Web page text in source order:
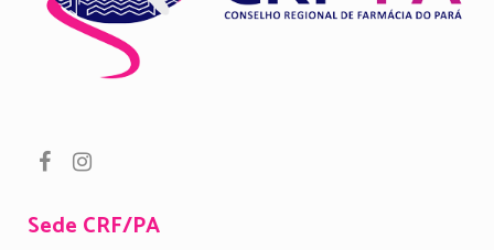
Sede CRF/PA